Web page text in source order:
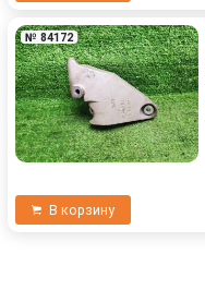
№ 84172
В корзину